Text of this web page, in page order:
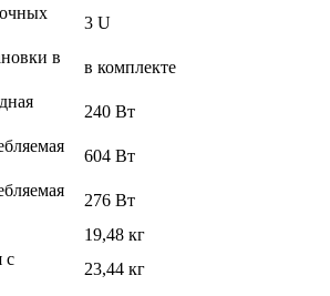
3 U
в
в комплекте
240 Вт
604 Вт
276 Вт
19,48 кг
с
23,44 кг